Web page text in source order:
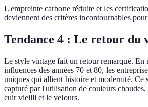
L'empreinte carbone réduite et les
deviennent des critères incontournables
Tendance 4 : Le retour du
Le style vintage fait un retour remarqué. En
influences des années 70 et 80, les
uniques qui allient histoire et modernité. Ce
capturé par l'utilisation de couleurs
cuir vieilli et le velours.